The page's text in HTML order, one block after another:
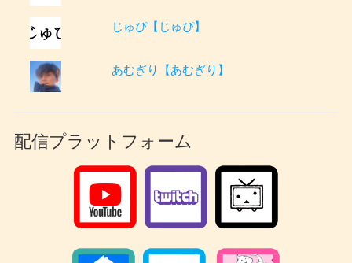
じゅぴ【じゅぴ】
あむぎり【あむぎり】
配信プラットフォーム